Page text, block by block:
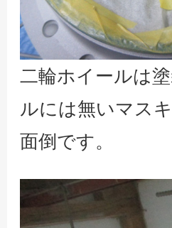
二輪ホイールは
ルには無いマス
面倒です。